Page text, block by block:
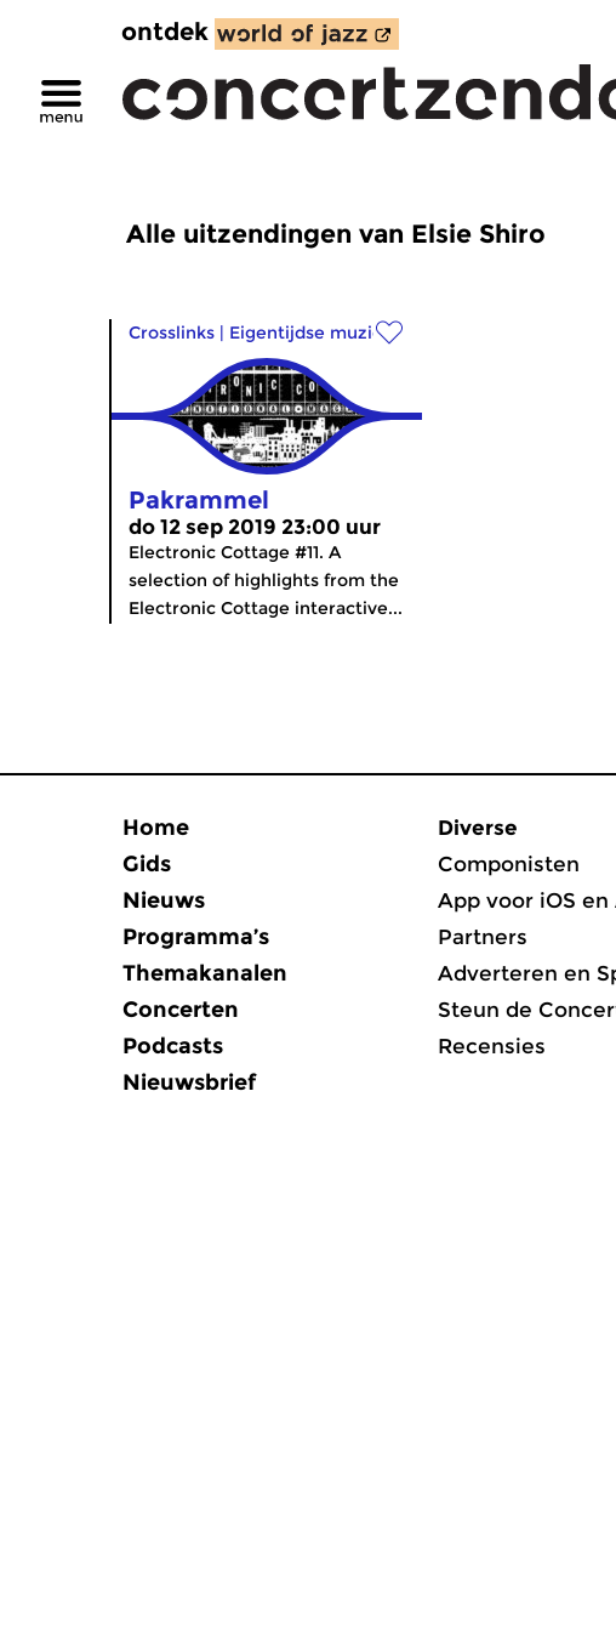
ontdek
Alle uitzendingen van Elsie Shiro
Crosslinks | Eigentijdse muziek
Pakrammel
do 12 sep 2019 23:00 uur
Electronic Cottage #11. A
selection of highlights from the
Electronic Cottage interactive...
Home
Gids
Nieuws
Programma’s
Themakanalen
Concerten
Podcasts
Nieuwsbrief
Diverse
Componisten
App voor iOS en
Partners
Adverteren en
Steun de
Recensies